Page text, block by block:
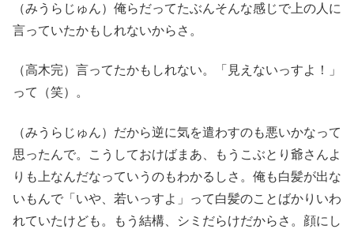
（みうらじゅん）俺らだってたぶんそんな感じで上の人に
言っていたかもしれないからさ。
（高木完）言ってたかもしれない。「見えないっすよ！」
って（笑）。
（みうらじゅん）だから逆に気を遣わすのも悪いかなって
思ったんで。こうしておけばまあ、もうこぶとり爺さんよ
りも上なんだなっていうのもわかるしさ。俺も白髪が出な
いもんで「いや、若いっすよ」って白髪のことばかりいわ
れていたけども。もう結構、シミだらけだからさ。顔にし